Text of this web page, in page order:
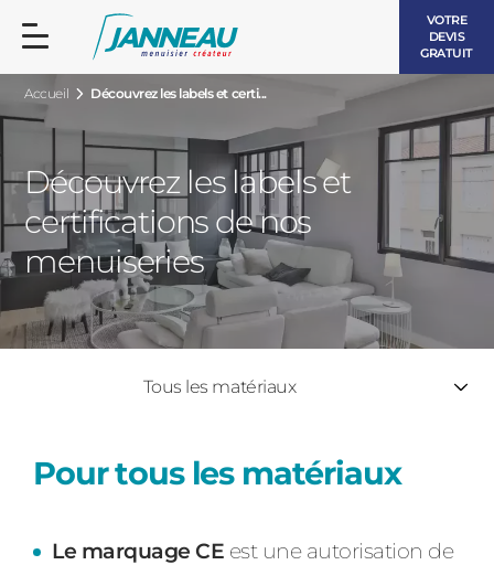
VOTRE
DEVIS
GRATUIT
Accueil Découvrez les labels et certi...
Découvrez les labels et
certifications de nos
menuiseries
Tous les matériaux
Pour tous les matériaux
Le marquage CE est une autorisation de
FENÊTRES ET PORTES-FENÊTRES
BOIS
BAIES VITRÉES
PORTES D’ENTRÉE
LES CONTEMPORAINES
LES INTEMPORELLES
PERGOLAS